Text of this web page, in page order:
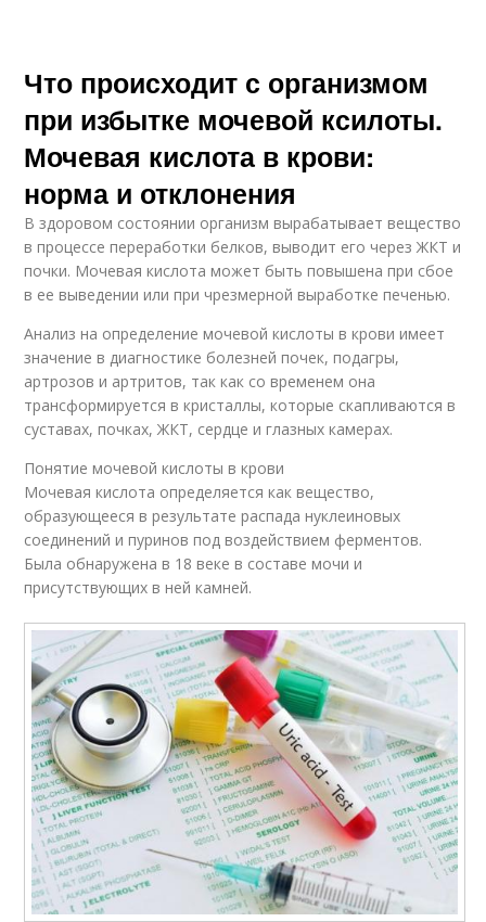
Что происходит с организмом
при избытке мочевой ксилоты.
Мочевая кислота в крови:
норма и отклонения
В здоровом состоянии организм вырабатывает вещество
в процессе переработки белков, выводит его через ЖКТ и
почки. Мочевая кислота может быть повышена при сбое
в ее выведении или при чрезмерной выработке печенью.
Анализ на определение мочевой кислоты в крови имеет
значение в диагностике болезней почек, подагры,
артрозов и артритов, так как со временем она
трансформируется в кристаллы, которые скапливаются в
суставах, почках, ЖКТ, сердце и глазных камерах.
Понятие мочевой кислоты в крови
Мочевая кислота определяется как вещество,
образующееся в результате распада нуклеиновых
соединений и пуринов под воздействием ферментов.
Была обнаружена в 18 веке в составе мочи и
присутствующих в ней камней.